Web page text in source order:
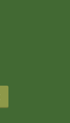
349,00